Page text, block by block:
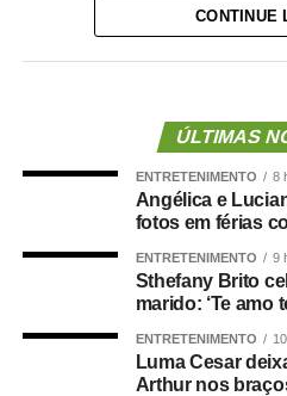
Cuiabá, que é de todos nós
parlamento mais antigo do
vagas e formação de cadastro
níveis médio e superior,
CONTINUE
ÚLTIMAS
ENTRETENIMENTO 8
Angélica e
fotos em férias
ENTRETENIMENTO 9
Sthefany Brito
marido: ‘Te amo
ENTRETENIMENTO
Luma Cesar
Arthur nos